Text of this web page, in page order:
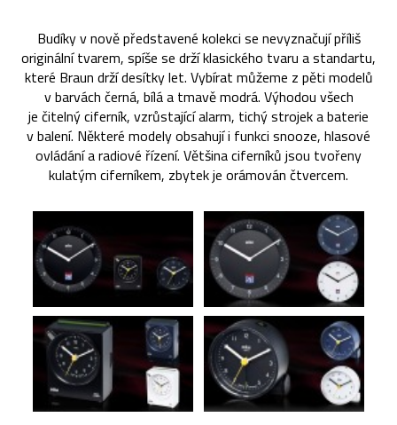
Budíky v nově představené kolekci se nevyznačují příliš
originální tvarem, spíše se drží klasického tvaru a standartu,
které Braun drží desítky let. Vybírat můžeme z pěti modelů
v barvách černá, bílá a tmavě modrá. Výhodou všech
je čitelný ciferník, vzrůstající alarm, tichý strojek a baterie
v balení. Některé modely obsahují i funkci snooze, hlasové
ovládání a radiové řízení. Většina ciferníků jsou tvořeny
kulatým ciferníkem, zbytek je orámován čtvercem.